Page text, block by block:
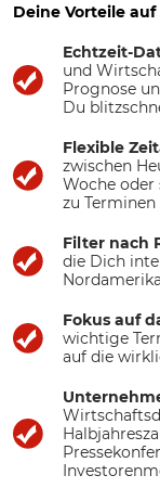
Deine Vorteile
Echtzeit-
und
Prognose
Du
Flexible
zwischen
Woche oder
zu
Filter nach
die Dich
Fokus auf
wichtige
auf die